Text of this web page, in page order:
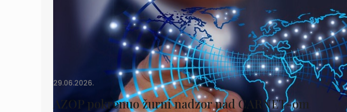
29.06.2026.
AZOP pokrenuo žurni nadzor nad CARNET-om